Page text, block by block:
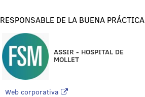
RESPONSABLE DE LA BUENA PRÁCTICA
ASSIR - HOSPITAL DE
MOLLET
Web corporativa